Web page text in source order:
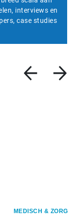
interviews en
case studies
MEDISCH & ZORG